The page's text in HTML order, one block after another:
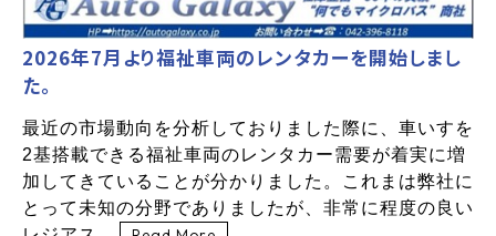
2026年7月より福祉車両のレンタカーを開始しまし
た。
最近の市場動向を分析しておりました際に、車いすを
2基搭載できる福祉車両のレンタカー需要が着実に増
加してきていることが分かりました。これまは弊社に
とって未知の分野でありましたが、非常に程度の良い